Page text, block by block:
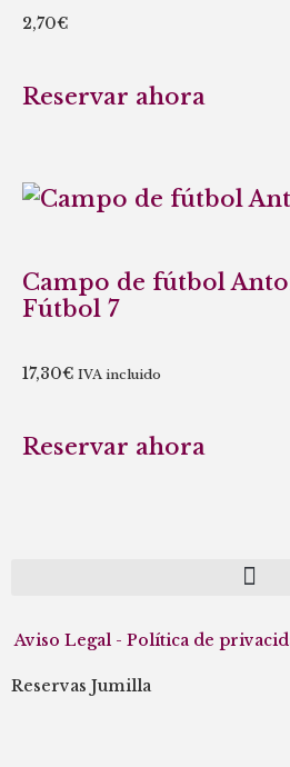
2,70€
Reservar ahora
Campo de fútbol
Fútbol 7
17,30€ IVA incluido
Reservar ahora
Aviso Legal - Política de
Reservas Jumilla